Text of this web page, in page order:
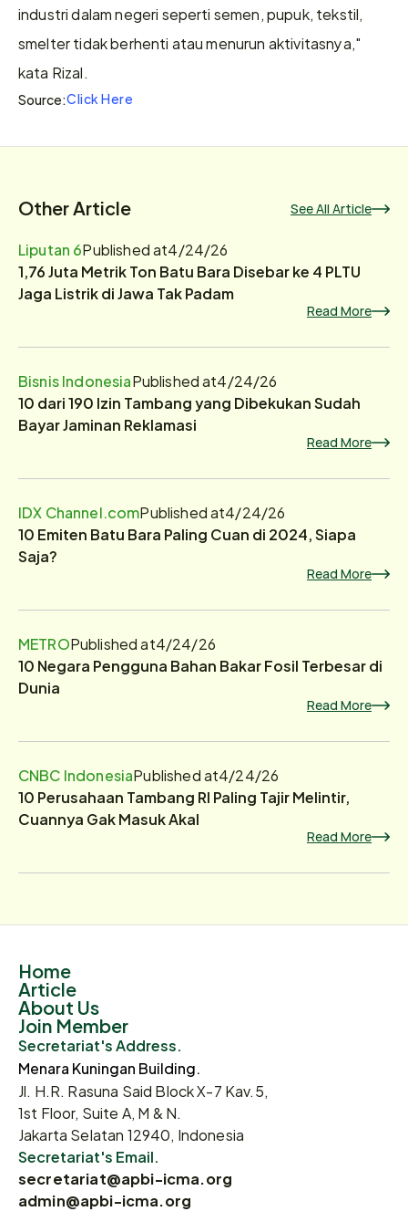
industri dalam negeri seperti semen, pupuk, tekstil,
smelter tidak berhenti atau menurun aktivitasnya,"
kata Rizal.
Source:Click Here
Other Article See All Article
Liputan 6Published at4/24/26
1,76 Juta Metrik Ton Batu Bara Disebar ke 4 PLTU
Jaga Listrik di Jawa Tak Padam
Read More
Bisnis IndonesiaPublished at4/24/26
10 dari 190 Izin Tambang yang Dibekukan Sudah
Bayar Jaminan Reklamasi
Read More
IDX Channel.comPublished at4/24/26
10 Emiten Batu Bara Paling Cuan di 2024, Siapa
Saja?
Read More
METROPublished at4/24/26
10 Negara Pengguna Bahan Bakar Fosil Terbesar di
Dunia
Read More
CNBC IndonesiaPublished at4/24/26
10 Perusahaan Tambang RI Paling Tajir Melintir,
Cuannya Gak Masuk Akal
Read More
Home
Article
About Us
Join Member
Secretariat's Address.
Menara Kuningan Building.
Jl. H.R. Rasuna Said Block X-7 Kav.5,
1st Floor, Suite A, M & N.
Jakarta Selatan 12940, Indonesia
Secretariat's Email.
secretariat@apbi-icma.org
admin@apbi-icma.org